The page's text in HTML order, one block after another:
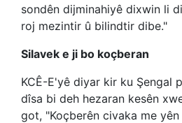
sondên dijminahiyê dixwin li
roj mezintir û bilindtir dibe."
Silavek e ji bo koçberan
KCÊ-E'yê diyar kir ku Şengal
dîsa bi deh hezaran kesên
got, "Koçberên civaka me